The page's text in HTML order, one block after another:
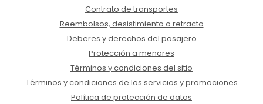
Contrato de transportes
Reembolsos, desistimiento o retracto
Deberes y derechos del pasajero
Protección a menores
Términos y condiciones del sitio
Términos y condiciones de los servicios y promociones
Política de protección de datos